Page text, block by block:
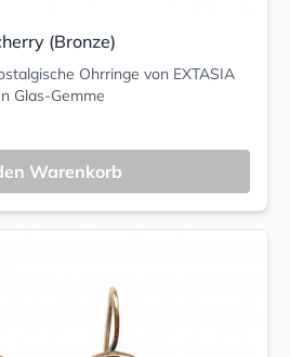
(Bronze)
Ohrringe von EXTASIA
Glas-Gemme
Warenkorb